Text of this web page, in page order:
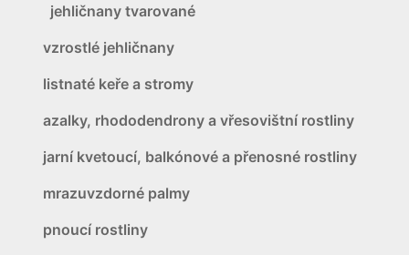
jehličnany tvarované
vzrostlé jehličnany
listnaté keře a stromy
azalky, rhododendrony a vřesovištní rostliny
jarní kvetoucí, balkónové a přenosné rostliny
mrazuvzdorné palmy
pnoucí rostliny